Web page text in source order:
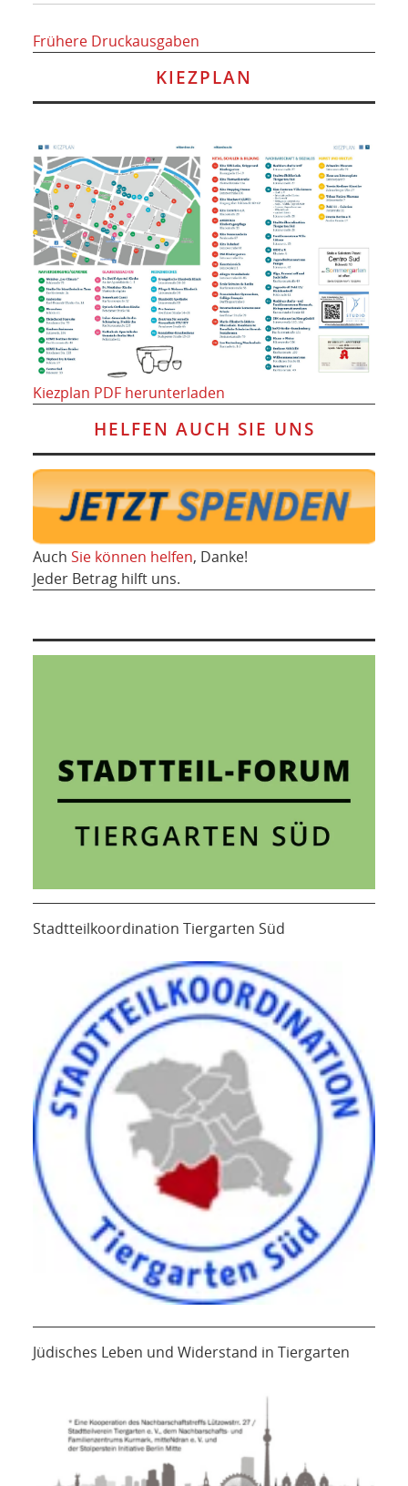
Frühere Druckausgaben
KIEZPLAN
Kiezplan PDF herunterladen
HELFEN AUCH SIE UNS
Auch Sie können helfen, Danke!
Jeder Betrag hilft uns.
Stadtteilkoordination Tiergarten Süd
Jüdisches Leben und Widerstand in Tiergarten